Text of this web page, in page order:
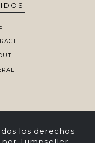
los derechos